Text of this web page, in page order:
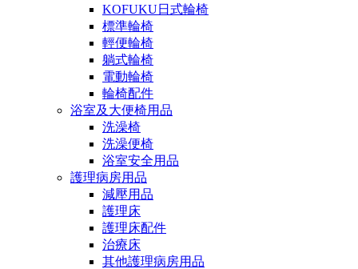
KOFUKU日式輪椅
標準輪椅
輕便輪椅
躺式輪椅
電動輪椅
輪椅配件
浴室及大便椅用品
洗澡椅
洗澡便椅
浴室安全用品
護理病房用品
減壓用品
護理床
護理床配件
治療床
其他護理病房用品